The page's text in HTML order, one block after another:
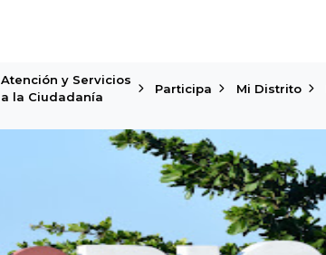
Atención y Servicios
a la Ciudadanía
Participa Mi Distrito